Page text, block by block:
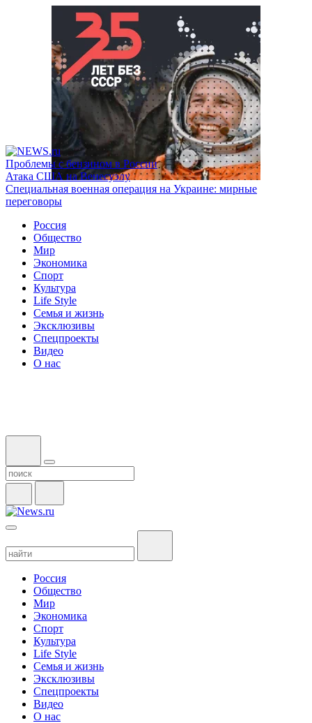
Проблемы с бензином в России
Атака США на Венесуэлу
Специальная военная операция на Украине: мирные
переговоры
Россия
Общество
Мир
Экономика
Спорт
Культура
Life Style
Семья и жизнь
Эксклюзивы
Спецпроекты
Видео
О нас
Россия
Общество
Мир
Экономика
Спорт
Культура
Life Style
Семья и жизнь
Эксклюзивы
Спецпроекты
Видео
О нас